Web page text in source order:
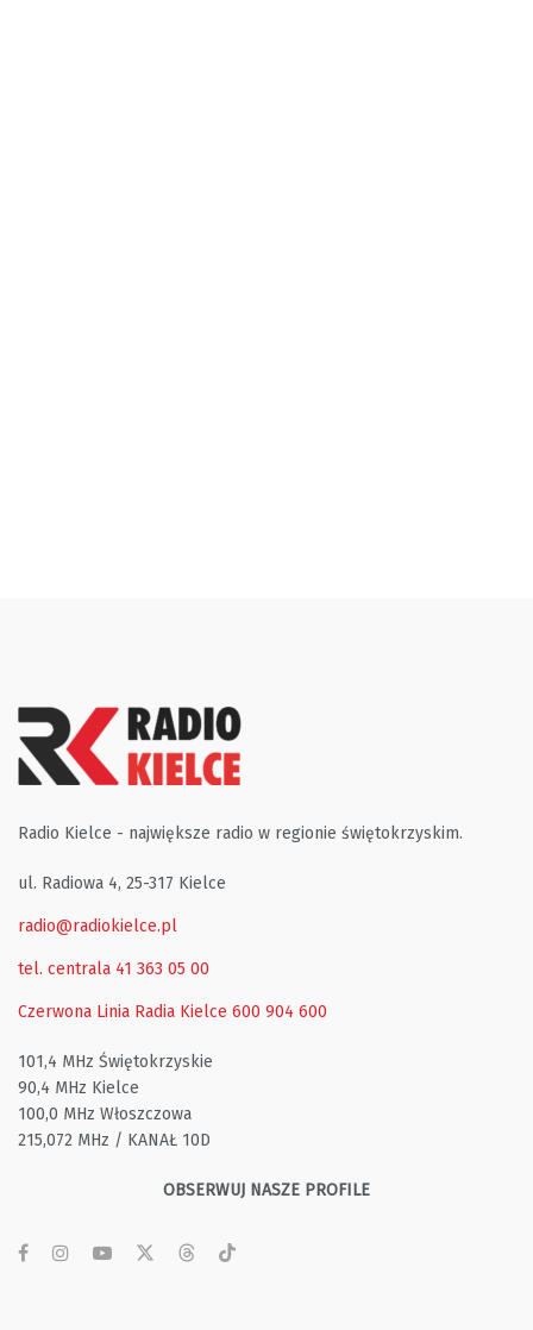
Radio Kielce - największe radio w regionie świętokrzyskim.
ul. Radiowa 4, 25-317 Kielce
radio@radiokielce.pl
tel. centrala 41 363 05 00
Czerwona Linia Radia Kielce 600 904 600
101,4 MHz Świętokrzyskie
90,4 MHz Kielce
100,0 MHz Włoszczowa
215,072 MHz / KANAŁ 10D
OBSERWUJ NASZE PROFILE